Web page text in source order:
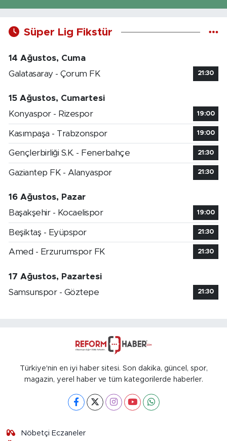
Süper Lig Fikstür
14 Ağustos, Cuma
Galatasaray - Çorum FK
21:30
15 Ağustos, Cumartesi
Konyaspor - Rizespor
19:00
Kasımpaşa - Trabzonspor 19:00
Gençlerbirliği S.K. - Fenerbahçe 21:30
Gaziantep FK - Alanyaspor 21:30
16 Ağustos, Pazar
Başakşehir - Kocaelispor
19:00
Beşiktaş - Eyüpspor 21:30
Amed - Erzurumspor FK 21:30
17 Ağustos, Pazartesi
Samsunspor - Göztepe
21:30
Türkiye'nin en iyi haber sitesi. Son dakika, güncel, spor,
magazin, yerel haber ve tüm kategorilerde haberler.
Nöbetçi Eczaneler